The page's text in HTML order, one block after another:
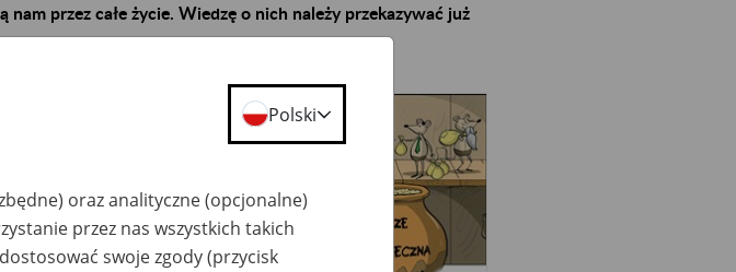
nam przez całe życie. Wiedzę o nich należy przekazywać już
oddziałów z pogadanką edukacyjną,
„Zawsze Użyteczna
Polski
oraz analityczne (opcjonalne)
przez nas wszystkich takich
swoje zgody (przycisk